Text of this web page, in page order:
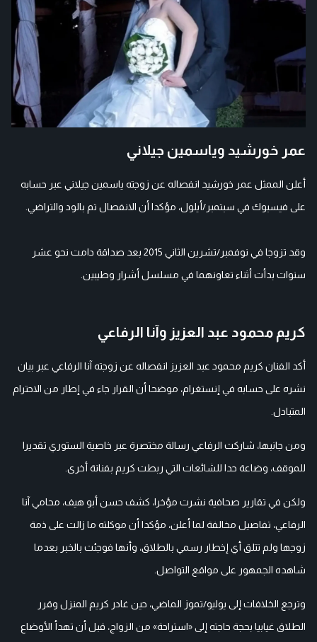
عمر خورشيد وياسمين جيلاني
أعلن الممثل عمر خورشيد انفصاله عن زوجته ياسمين جيلاني عبر حسابه
على فيسبوك في سبتمبر/أيلول، مؤكدا أن الانفصال تم بالود والتراضي.
وقد تزوجا في نوفمبر/تشرين الثاني 2015 بعد صداقة دامت نحو عشر
سنوات بدأت أثناء تعاونهما في مسلسل أشرار وطيبين.
كريم محمود عبد العزيز وآنا الرفاعي
أكد الفنان كريم محمود عبد العزيز انفصاله عن زوجته آنا الرفاعي عبر بيان
نشره على حسابه في إنستغرام، موضحا أن القرار جاء في إطار من الاحترام
المتبادل.
ومن جانبها، شاركت الرفاعي رسالة مختصرة عبر خاصية الستوري تقديرا
للموقف، وضاعة حدا للشائعات التي ربطت كريم بفنانة أخرى.
ولكن في تقارير صحافية نشرت مؤخرا، كشف حسن أبو هيف، محامي آنا
الرفاعي، تفاصيل مخالفة لما أعلن، مؤكدا أن موكلته ما زالت على ذمة
زوجها ولم تتلق أي إخطار رسمي بالطلاق، وأنها فوجئت بالخبر بعدما
شاهده الجمهور على مواقع التواصل.
وترجع الخلافات إلى يوليو/تموز الماضي، حين غادر كريم المنزل وقرر
الطلاق غيابيا بحجة حاجته إلى «استراحة» من الزواج، قبل أن تهدأ الأوضاع